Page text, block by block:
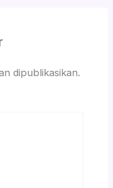
dipublikasikan.